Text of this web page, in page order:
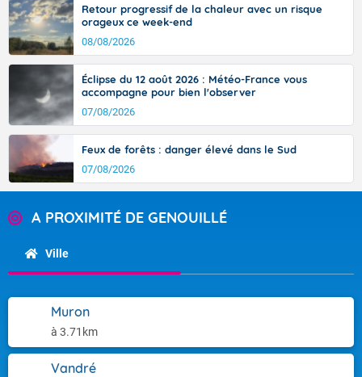
Retour progressif de la chaleur avec un risque
orageux ce week-end
08/08/2026
Éclipse du 12 août 2026 : Météo-France vous
accompagne pour bien l'observer
07/08/2026
Feux de forêts : danger élevé dans le Sud
07/08/2026
A PROXIMITÉ DE GENOUILLÉ
Ville
Muron
à 3.71km
Vandré